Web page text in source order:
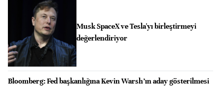
Musk SpaceX ve Tesla'yı birleştirmeyi
değerlendiriyor
Bloomberg: Fed başkanlığına Kevin Warsh’ın aday gösterilmesi